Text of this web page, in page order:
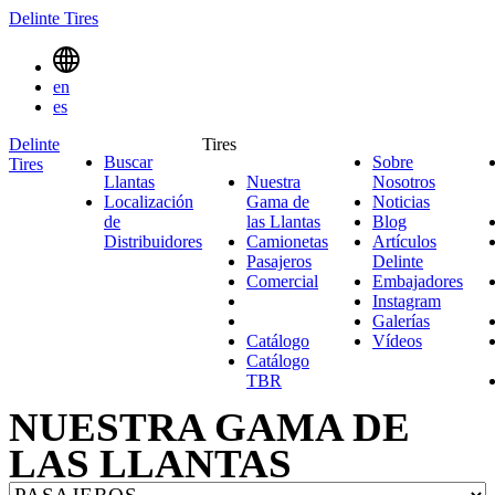
Delinte Tires
MENU
TOGGLE
en
es
Delinte
Tires
SEARCH
MENUES
Buscar
Llantas
Localización
de
Distribuidores
Tires
Nuestra
Gama de
las Llantas Nuestra
Gama
Llantas
Camionetas Camionetas
Pasajeros Pasajeros
Comercial Comercial
Catálogo
Catálogo
TBR
Sobre
Nosotros
Noticias
Blog
Artículos
Delinte
Delinte
Embajadores
Instagram
Galerías
Vídeos
NUESTRA GAMA DE
LAS LLANTAS